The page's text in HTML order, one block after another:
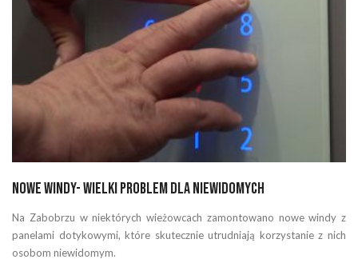
Nowe windy- wielki problem dla niewidomych
Na Zabobrzu w niektórych wieżowcach zamontowano nowe windy z
panelami dotykowymi, które skutecznie utrudniają korzystanie z nich
osobom niewidomym.